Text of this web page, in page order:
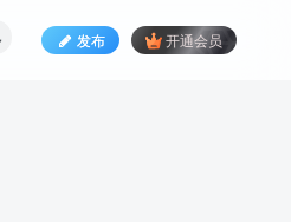
发布 开通会员